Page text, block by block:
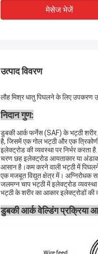
मेसेज भेजें
उत्पाद विवरण
लौह मिश्र धातु पिघलने के लिए उपकरण
निदान गुण:
डुबकी आर्क फर्नेस (SAF) के भट्ठी
है, जिसमें एक गोल भट्ठी और एक
इलेक्ट्रोड की व्यवस्था पर निर्भर
चरण छह इलेक्ट्रोड आयताकार या
आसान है।कम करने वाली भट्ठी में
एक मजबूत विद्युत क्षेत्र में। अग्निरोधक
जलमग्न चाप भट्ठी में इलेक्ट्रोड
भट्ठी के शरीर का आकार इलेक्ट्रोडों की
डुबकी आर्क वेल्डिंग प्रक्रिया